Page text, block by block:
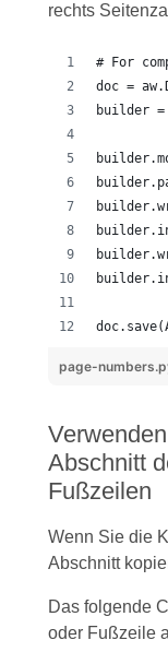
rechts
page-
Abschnitt
Fußzeilen
Wenn Sie die
Abschnitt
Das folgende
oder Fußzeile